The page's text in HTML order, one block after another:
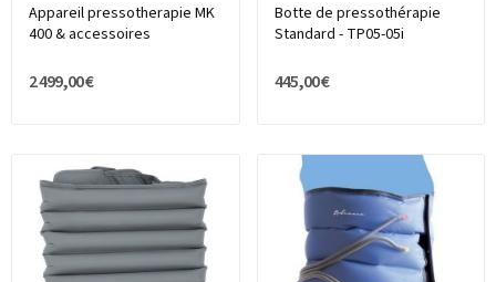
Appareil pressotherapie MK
400 & accessoires
2 499,00 €
Botte de pressothérapie
Standard - TP05-05i
445,00 €